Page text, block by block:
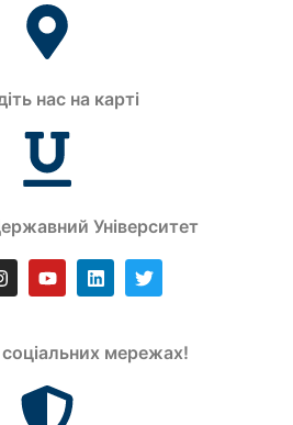
нас на карті
Університет
мережах!